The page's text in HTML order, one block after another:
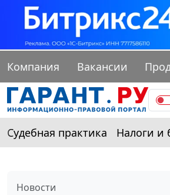
Компания Вакансии
Судебная практика Налоги и
Новости